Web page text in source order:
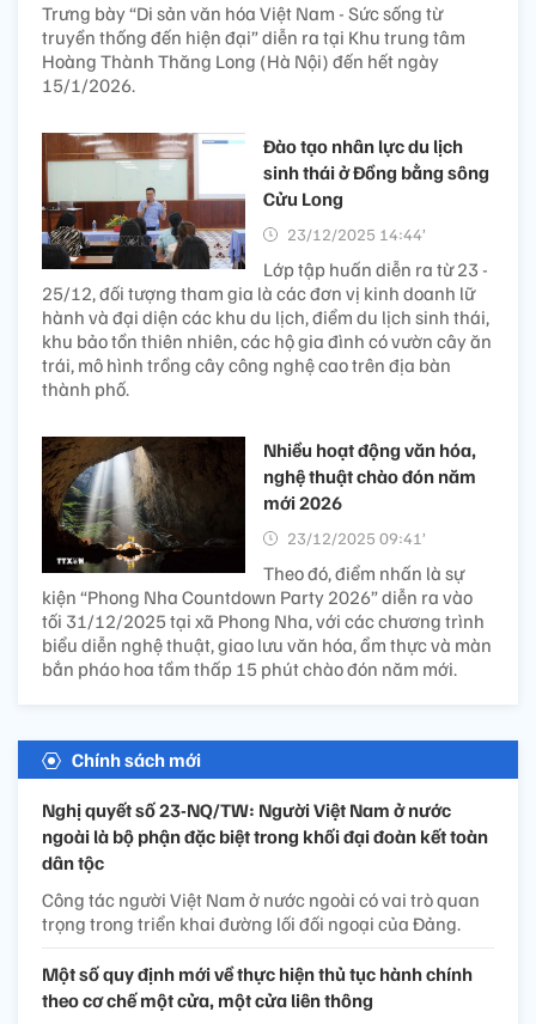
Trưng bày “Di sản văn hóa Việt Nam - Sức sống từ
truyền thống đến hiện đại” diễn ra tại Khu trung tâm
Hoàng Thành Thăng Long (Hà Nội) đến hết ngày
15/1/2026.
Đào tạo nhân lực du lịch
sinh thái ở Đồng bằng sông
Cửu Long
23/12/2025 14:44’
Lớp tập huấn diễn ra từ 23 -
25/12, đối tượng tham gia là các đơn vị kinh doanh lữ
hành và đại diện các khu du lịch, điểm du lịch sinh thái,
khu bảo tồn thiên nhiên, các hộ gia đình có vườn cây ăn
trái, mô hình trồng cây công nghệ cao trên địa bàn
thành phố.
Nhiều hoạt động văn hóa,
nghệ thuật chào đón năm
mới 2026
23/12/2025 09:41’
Theo đó, điểm nhấn là sự
kiện “Phong Nha Countdown Party 2026” diễn ra vào
tối 31/12/2025 tại xã Phong Nha, với các chương trình
biểu diễn nghệ thuật, giao lưu văn hóa, ẩm thực và màn
bắn pháo hoa tầm thấp 15 phút chào đón năm mới.
Chính sách mới
Nghị quyết số 23-NQ/TW: Người Việt Nam ở nước
ngoài là bộ phận đặc biệt trong khối đại đoàn kết toàn
dân tộc
Công tác người Việt Nam ở nước ngoài có vai trò quan
trọng trong triển khai đường lối đối ngoại của Đảng.
Một số quy định mới về thực hiện thủ tục hành chính
theo cơ chế một cửa, một cửa liên thông